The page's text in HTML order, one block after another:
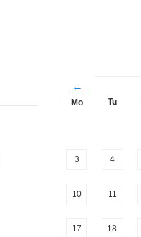
←
Mo Tu
3 4
10 11
17 18